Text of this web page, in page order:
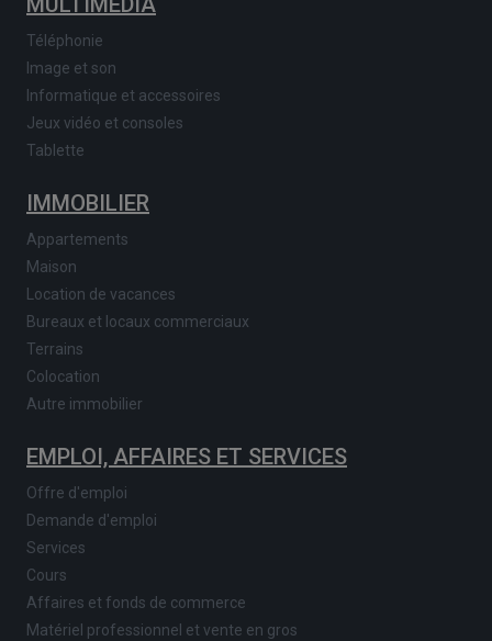
Téléphonie
Image et son
Informatique et accessoires
Jeux vidéo et consoles
Tablette
IMMOBILIER
Appartements
Maison
Location de vacances
Bureaux et locaux commerciaux
Terrains
Colocation
Autre immobilier
EMPLOI, AFFAIRES ET SERVICES
Offre d'emploi
Demande d'emploi
Services
Cours
Affaires et fonds de commerce
Matériel professionnel et vente en gros